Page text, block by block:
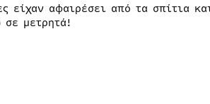
είχαν αφαιρέσει από τα σπίτια
μετρητά!